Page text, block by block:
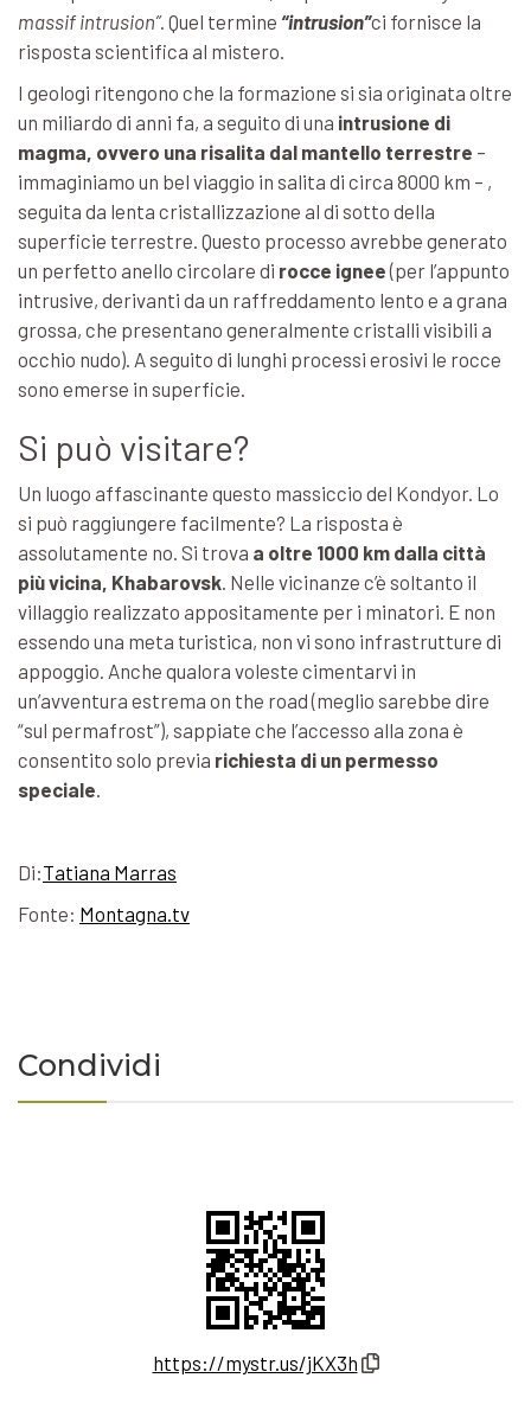
massif intrusion”. Quel termine “intrusion”ci fornisce la
risposta scientifica al mistero.
I geologi ritengono che la formazione si sia originata oltre
un miliardo di anni fa, a seguito di una intrusione di
magma, ovvero una risalita dal mantello terrestre –
immaginiamo un bel viaggio in salita di circa 8000 km – ,
seguita da lenta cristallizzazione al di sotto della
superficie terrestre. Questo processo avrebbe generato
un perfetto anello circolare di rocce ignee(per l’appunto
intrusive, derivanti da un raffreddamento lento e a grana
grossa, che presentano generalmente cristalli visibili a
occhio nudo). A seguito di lunghi processi erosivi le rocce
sono emerse in superficie.
Si può visitare?
Un luogo affascinante questo massiccio del Kondyor. Lo
si può raggiungere facilmente? La risposta è
assolutamente no. Si trova a oltre 1000 km dalla città
più vicina, Khabarovsk. Nelle vicinanze c’è soltanto il
villaggio realizzato appositamente per i minatori. E non
essendo una meta turistica, non vi sono infrastrutture di
appoggio. Anche qualora voleste cimentarvi in
un’avventura estrema on the road (meglio sarebbe dire
“sul permafrost”), sappiate che l’accesso alla zona è
consentito solo previa richiesta di un permesso
speciale.
Di:Tatiana Marras
Fonte: Montagna.tv
Condividi
https://mystr.us/jKX3h